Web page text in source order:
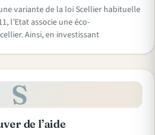
variante de la loi Scellier habituelle
l’Etat associe une éco-
Ainsi, en investissant
S
de l’aide